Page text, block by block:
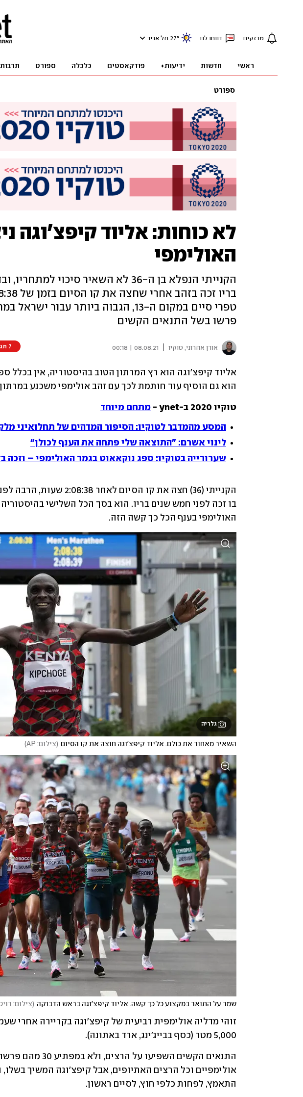
מבזקים דווחו לנו 27° תל אביב
ראשי חדשות ידיעות+ פודקאסטים כלכלה ספורט תרבות
ספורט
לא כוחות: אליוד קיפצ'וגה
האולימפי
הקנייתי הנפלא בן ה-36 לא השאיר סיכוי
פרשו בשל התנאים הקשים
אורן אהרוני, טוקיו 08.08.21 | 00:18 7 תגובות
הוא גם הוסיף עוד חותמת לכך עם זהב אולימפי משכנע
טוקיו 2020 ב-ynet - מתחם מיוחד
המסע מהמדבר לטוקיו: הסיפור המדהים של תחלואיני
לינוי אשרם: "התוצאה שלי פתחה את הענף לכולן"
שערורייה בטוקיו: ספג נוקאאוט בגמר האולימפי – וזכה
האולימפי בענף הכל כך קשה הזה.
גלריה
השאיר מאחור את כולם. אליוד קיפצ'וגה חוצה את קו הסיום (צילום: AP )
שמר על התואר במקצוע כל כך קשה. אליוד קיפצ'וגה בראש הדבוקה (צילום:
5,000 מטר (כסף בבייג'ינג, ארד באתונה).
התאמץ, לפחות כלפי חוץ, לסיים ראשון.